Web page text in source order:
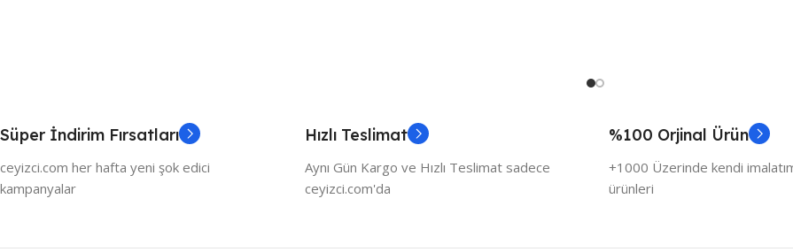
Süper İndirim Fırsatları
ceyizci.com her hafta yeni şok edici
kampanyalar
Hızlı Teslimat
Aynı Gün Kargo ve Hızlı Teslimat sadece
ceyizci.com'da
%100 Orjinal Ürün
+1000 Üzerinde kendi
ürünleri